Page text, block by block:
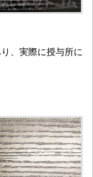
、実際に授与所に